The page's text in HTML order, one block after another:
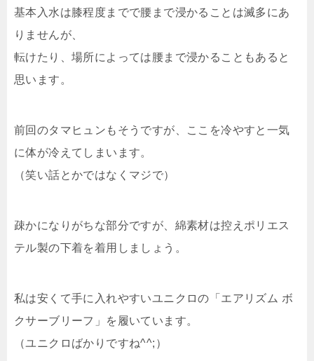
基本入水は膝程度までで腰まで浸かることは滅多にあ
りませんが、
転けたり、場所によっては腰まで浸かることもあると
思います。
前回のタマヒュンもそうですが、ここを冷やすと一気
に体が冷えてしまいます。
（笑い話とかではなくマジで）
疎かになりがちな部分ですが、綿素材は控えポリエス
テル製の下着を着用しましょう。
私は安くて手に入れやすいユニクロの「エアリズム ボ
クサーブリーフ」を履いています。
（ユニクロばかりですね^^;）